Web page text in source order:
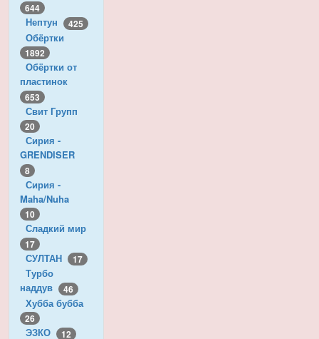
644
Нептун 425
Обёртки
1892
Обёртки от
пластинок
653
Свит Групп
20
Сирия -
GRENDISER
8
Сирия -
Maha/Nuha
10
Сладкий мир
17
СУЛТАН 17
Турбо
наддув
46
Хубба бубба
26
ЭЗКО 12